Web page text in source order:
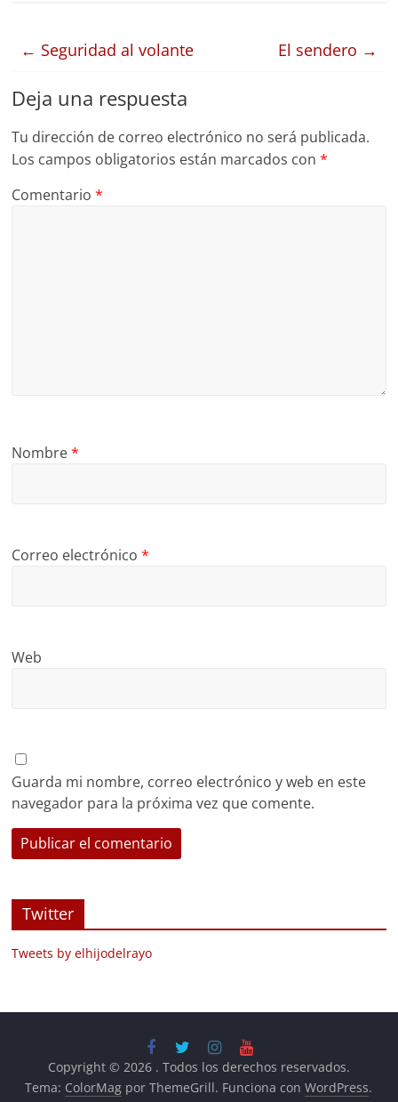
← Seguridad al volante El sendero →
Deja una respuesta
Tu dirección de correo electrónico no será publicada.
Los campos obligatorios están marcados con*
Comentario*
Nombre*
Correo electrónico*
Web
Guarda mi nombre, correo electrónico y web en este
navegador para la próxima vez que comente.
Twitter
Tweets by elhijodelrayo
Copyright © 2026 . Todos los derechos reservados.
Tema: ColorMag por ThemeGrill. Funciona conWordPress.